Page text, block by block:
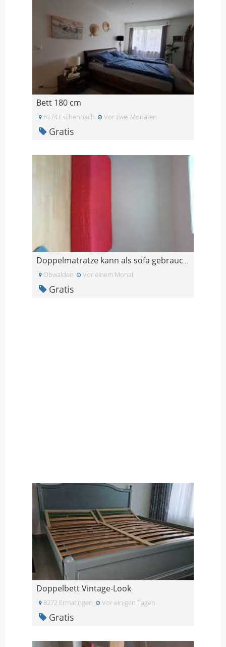
Bett 180 cm
6274 Eschenbach Vor zwei Monaten
Gratis
Doppelmatratze kann als sofa gebraucht werden
Obwalden Vor einem Monat
Gratis
Doppelbett Vintage-Look
8272 Ermatingen Vor einigen Tagen
Gratis